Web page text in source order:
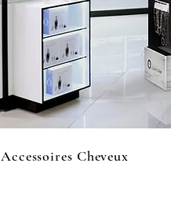
Accessoires Cheveux